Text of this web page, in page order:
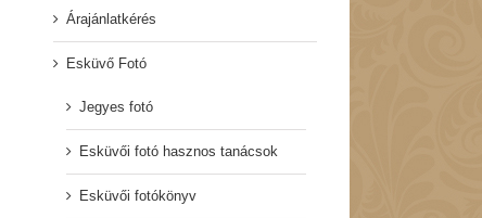
Árajánlatkérés
Esküvő Fotó
Jegyes fotó
Esküvői fotó hasznos tanácsok
Esküvői fotókönyv